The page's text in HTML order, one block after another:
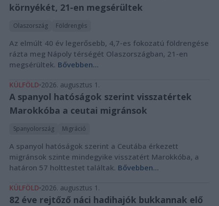
környékét, 21-en megsérültek
Olaszország Földrengés
Az elmúlt 40 év legerősebb, 4,7-es fokozatú földrengése
rázta meg Nápoly térségét Olaszországban, 21-en
megsérültek. Bővebben...
KÜLFÖLD 2026. augusztus 1.
A spanyol hatóságok szerint visszatértek
Marokkóba a ceutai migránsok
Spanyolország Migráció
A spanyol hatóságok szerint a Ceutába érkezett
migránsok szinte mindegyike visszatért Marokkóba, a
határon 57 holttestet találtak. Bővebben...
KÜLFÖLD 2026. augusztus 1.
82 éve rejtőző náci hadihajók bukkannak elő